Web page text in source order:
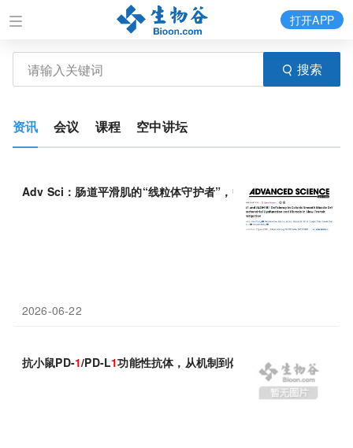
搜索
打开APP
资讯 会议 课程 空中讲坛
Adv Sci：肠道平滑肌的“线粒体守护者”，中国学者发现BIN1与
2026-06-22
抗小鼠PD-1/PD-L1功能性抗体，从机制到体内实验设计